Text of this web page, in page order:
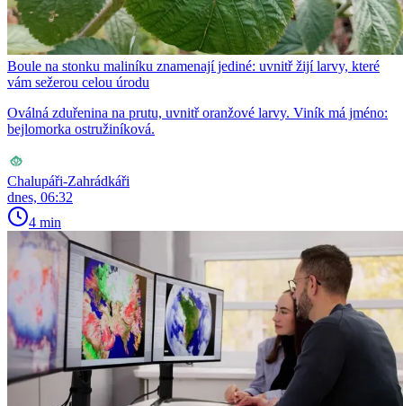
Boule na stonku maliníku znamenají jediné: uvnitř žijí larvy, které
vám sežerou celou úrodu
Oválná zduřenina na prutu, uvnitř oranžové larvy. Viník má jméno:
bejlomorka ostružiníková.
Chalupáři-Zahrádkáři
dnes, 06:32
4 min